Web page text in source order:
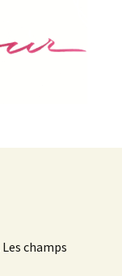
Les champs